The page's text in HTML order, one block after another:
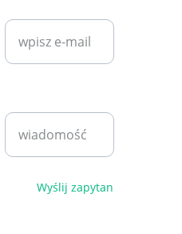
Wyślij zapytanie